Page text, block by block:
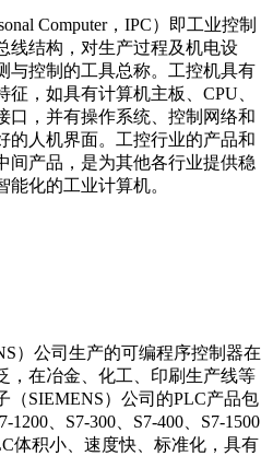
Computer，IPC）即工业控制
线结构，对生产过程及机电设
与控制的工具总称。工控机具有
，如具有计算机主板、CPU、
口，并有操作系统、控制网络和
的人机界面。工控行业的产品和
间产品，是为其他各行业提供稳
能化的工业计算机。
）公司生产的可编程序控制器在
，在冶金、化工、印刷生产线等
（SIEMENS）公司的PLC产品包
1200、S7-300、S7-400、S7-1500
体积小、速度快、标准化，具有